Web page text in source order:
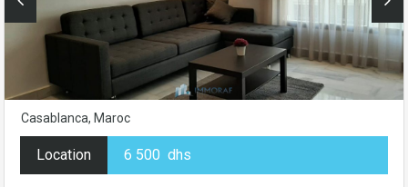
Casablanca, Maroc
Location 6 500 dhs